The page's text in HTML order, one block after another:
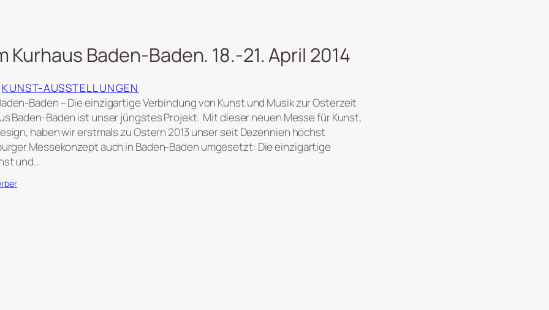
Kurhaus Baden-Baden. 18.-21. April 2014
KUNST-AUSSTELLUNGEN
Baden – Die einzigartige Verbindung von Kunst und Musik zur Osterzeit
Baden-Baden ist unser jüngstes Projekt. Mit dieser neuen Messe für Kunst,
haben wir erstmals zu Ostern 2013 unser seit Dezennien höchst
Messekonzept auch in Baden-Baden umgesetzt: Die einzigartige
und…